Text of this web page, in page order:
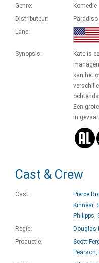
Genre:
Komedie
Distributeur:
Land:
Synopsis:
Kate is
kan het
Een
in gevaar.
Cast & Crew
Cast: Pierce
Kinnear,
Philipps,
Regie:
Douglas
Productie:
Scott
Pearson,